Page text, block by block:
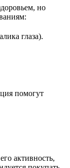
но
глаза).
помогут
активность,